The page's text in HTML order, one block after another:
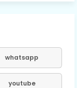
whatsapp
youtube